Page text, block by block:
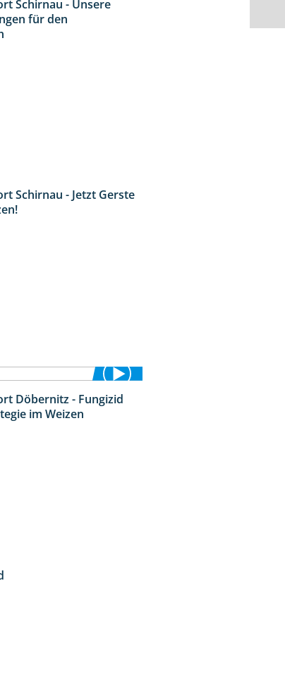
Schirnau - Unsere
für den
Schirnau - Jetzt Gerste
4:51
Döbernitz - Fungizid
im Weizen